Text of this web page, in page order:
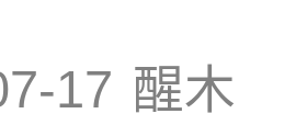
17 醒木